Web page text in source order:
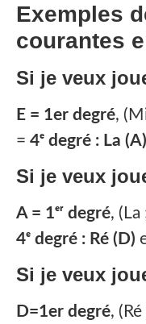
Exemples
courantes
Si je veux
E = 1er degré,
= 4ᵉ degré : La (A)
Si je veux
A = 1ᵉʳ degré, (La
4ᵉ degré : Ré (D)
Si je veux
D=1er degré,